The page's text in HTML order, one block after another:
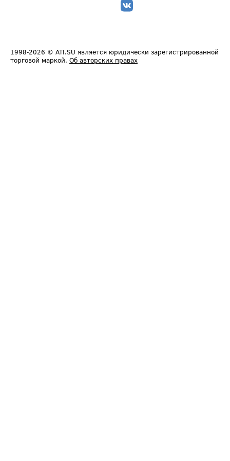
1998-2026 © ATI.SU является юридически зарегистрированной
торговой маркой. Об авторских правах